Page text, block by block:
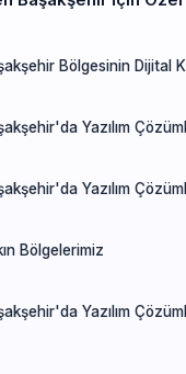
Bölgesinin Dijital
Yazılım
Yazılım
Bölgelerimiz
Yazılım